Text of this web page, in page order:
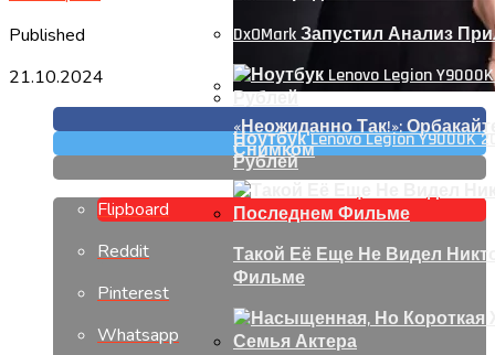
«Неожиданно Так!»:
Снимком
Такой Её Еще Не Видел
Фильме
DxOMark Запустил Анализ
Ноутбук Lenovo Legion
Рублей
Published
21.10.2024
Flipboard
Reddit
Pinterest
Whatsapp